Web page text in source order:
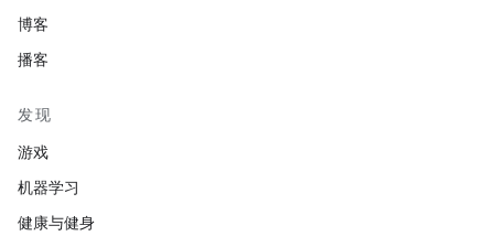
博客
播客
发现
游戏
机器学习
健康与健身